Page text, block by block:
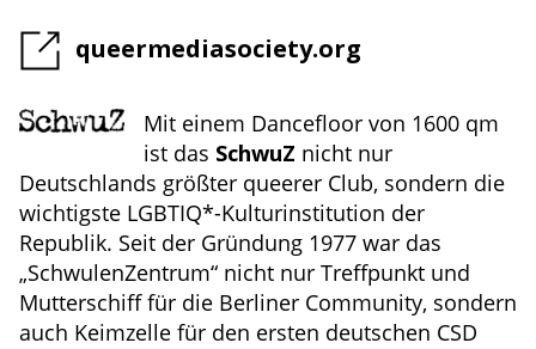
queermediasociety.org
Mit einem Dancefloor von 1600 qm
ist das SchwuZ nicht nur
Deutschlands größter queerer Club, sondern die
wichtigste LGBTIQ*-Kulturinstitution der
Republik. Seit der Gründung 1977 war das
„SchwulenZentrum“ nicht nur Treffpunkt und
Mutterschiff für die Berliner Community, sondern
auch Keimzelle für den ersten deutschen CSD